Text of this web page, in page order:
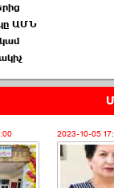
ԱՄՆ
2023-10-05